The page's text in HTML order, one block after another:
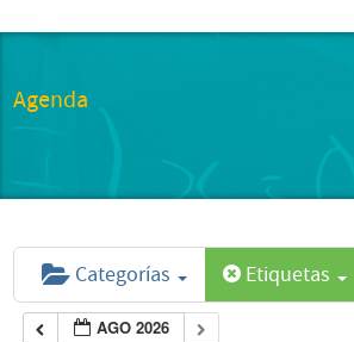
Agenda
Categorías Etiquetas
AGO 2026